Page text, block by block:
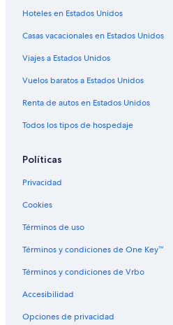
Hoteles en Estados Unidos
Casas vacacionales en Estados Unidos
Viajes a Estados Unidos
Vuelos baratos a Estados Unidos
Renta de autos en Estados Unidos
Todos los tipos de hospedaje
Políticas
Privacidad
Cookies
Términos de uso
Términos y condiciones de One Key™
Términos y condiciones de Vrbo
Accesibilidad
Opciones de privacidad